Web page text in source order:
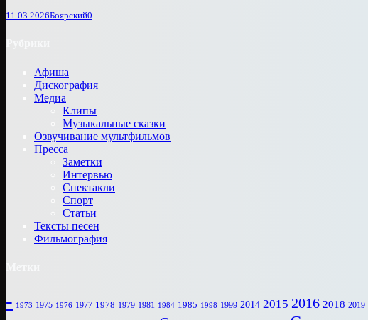
11.03.2026Боярский0
Афиша
Дискография
Медиа
Клипы
Музыкальные сказки
Озвучивание мультфильмов
Пресса
Заметки
Интервью
Спектакли
Спорт
Статьи
Тексты песен
Фильмография
- 1973 1975 1976 1977 1978 1979 1981 1984 1985 1998 1999 2014 2015 2016 2018 2019